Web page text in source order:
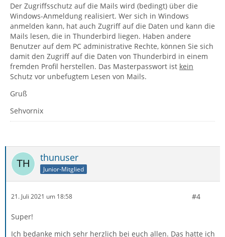
Der Zugriffsschutz auf die Mails wird (bedingt) über die
Windows-Anmeldung realisiert. Wer sich in Windows
anmelden kann, hat auch Zugriff auf die Daten und kann die
Mails lesen, die in Thunderbird liegen. Haben andere
Benutzer auf dem PC administrative Rechte, können Sie sich
damit den Zugriff auf die Daten von Thunderbird in einem
fremden Profil herstellen. Das Masterpasswort ist kein
Schutz vor unbefugtem Lesen von Mails.
Gruß
Sehvornix
thunuser
Junior-Mitglied
21. Juli 2021 um 18:58 #4
Super!
Ich bedanke mich sehr herzlich bei euch allen. Das hatte ich